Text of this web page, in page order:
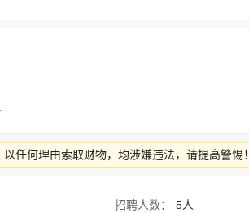
任何理由索取财物，均涉嫌违法，请提高警惕！
招聘人数：
5人